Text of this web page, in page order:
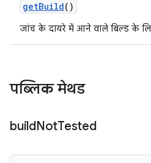
getBuild()
जांच के दायरे में आने वाले बिल्ड के
पब्लिक मेथड
buildNotTested